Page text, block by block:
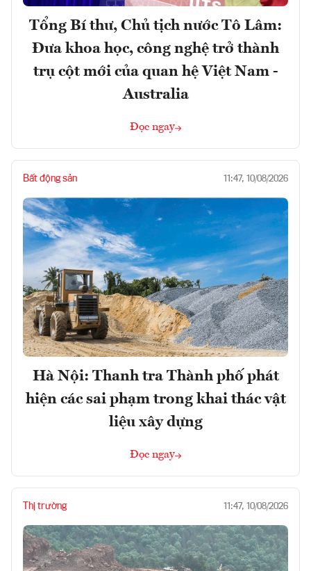
Tổng Bí thư, Chủ tịch nước Tô Lâm:
Đưa khoa học, công nghệ trở thành
trụ cột mới của quan hệ Việt Nam -
Australia
Đọc ngay
Bất động sản 11:47, 10/08/2026
Hà Nội: Thanh tra Thành phố phát
hiện các sai phạm trong khai thác vật
liệu xây dựng
Đọc ngay
Thị trường 11:47, 10/08/2026